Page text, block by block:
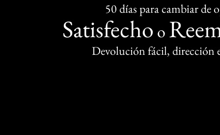
50 días para cambiar de
Satisfecho o
Devolución fácil, dirección